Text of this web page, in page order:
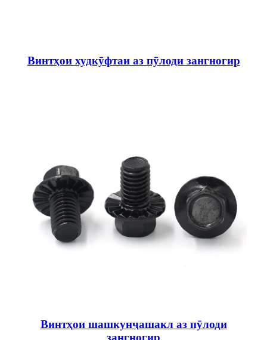
Винтҳои худкӯфтаи аз пӯлоди зангногир
Винтҳои шашкунҷашакл аз пӯлоди
зангногир